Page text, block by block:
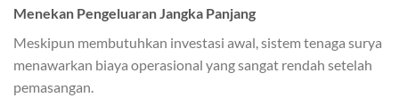
Menekan Pengeluaran Jangka Panjang
Meskipun membutuhkan investasi awal, sistem tenaga surya
menawarkan biaya operasional yang sangat rendah setelah
pemasangan.